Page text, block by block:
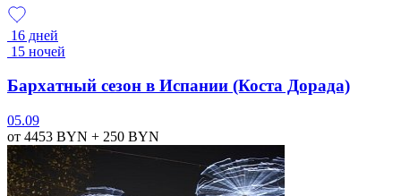
16 дней
15 ночей
Бархатный сезон в Испании (Коста Дорада)
05.09
от 4453 BYN + 250 BYN